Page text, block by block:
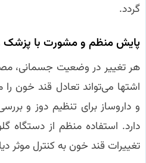
گردد.
پایش منظم و مشورت با پزشک
هر تغییر در وضعیت جسمانی،
اشتها می‌تواند تعادل قند خون
و داروساز برای تنظیم دوز و
دارد. استفاده منظم از دستگاه
تغییرات قند خون به کنترل موثر